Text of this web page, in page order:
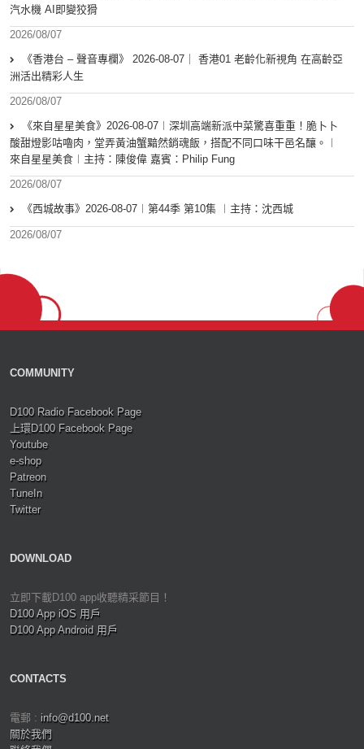
汽水機 AI即變狡猾
2026/08/07
《香港台 – 聲音專欄》 2026-08-07｜ 香港01 老齡化新視角 在高齡亞
洲活出精彩人生
2026/08/07
《來自星星美食》2026-08-07︱深圳高端新派中菜驚喜重重！脆卜卜
酸甜燈影咕嚕肉，堂弄黃油蟹黯然銷魂飯，搭配不同口味干邑名釀。︱
來自星星美食︱主持：陳俊偉 嘉賓：Philip Fung
2026/08/07
《西城故事》2026-08-07︱第44季 第10集 ︱主持：沈西城
2026/08/07
COMMUNITY
D100 Radio Facebook Page
上環D100 Facebook Page
Youtube
e-shop
Patreon
TuneIn
Twitter
DOWNLOAD
立即下載D100 app收聽精采節目！
D100 App iOS 用戶
D100 App Android 用戶
CONTACTS
電郵 : info@d100.net
關於我們